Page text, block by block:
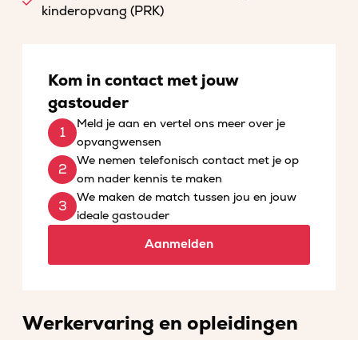
kinderopvang (PRK)
Kom in contact met jouw
gastouder
Meld je aan en vertel ons meer over je
opvangwensen
We nemen telefonisch contact met je op
om nader kennis te maken
We maken de match tussen jou en jouw
ideale gastouder
Aanmelden
Werkervaring en opleidingen